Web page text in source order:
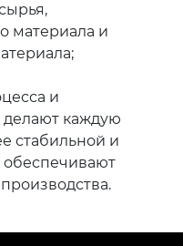
материала и
и
каждую
стабильной и
обеспечивают